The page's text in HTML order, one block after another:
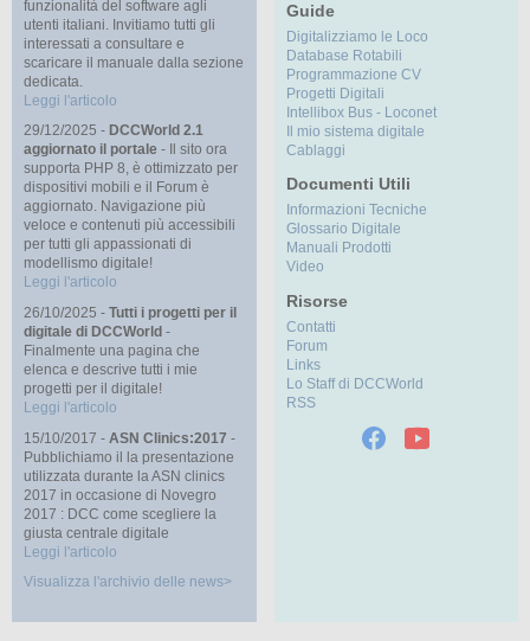
funzionalità del software agli
utenti italiani. Invitiamo tutti gli
interessati a consultare e
scaricare il manuale dalla sezione
dedicata.
Leggi l'articolo
29/12/2025 - DCCWorld 2.1
aggiornato il portale - Il sito ora
supporta PHP 8, è ottimizzato per
dispositivi mobili e il Forum è
aggiornato. Navigazione più
veloce e contenuti più accessibili
per tutti gli appassionati di
modellismo digitale!
Leggi l'articolo
26/10/2025 - Tutti i progetti per il
digitale di DCCWorld -
Finalmente una pagina che
elenca e descrive tutti i mie
progetti per il digitale!
Leggi l'articolo
15/10/2017 - ASN Clinics:2017 -
Pubblichiamo il la presentazione
utilizzata durante la ASN clinics
2017 in occasione di Novegro
2017 : DCC come scegliere la
giusta centrale digitale
Leggi l'articolo
Visualizza l'archivio delle news>
Guide
Digitalizziamo le Loco
Database Rotabili
Programmazione CV
Progetti Digitali
Intellibox Bus - Loconet
Il mio sistema digitale
Cablaggi
Documenti Utili
Informazioni Tecniche
Glossario Digitale
Manuali Prodotti
Video
Risorse
Contatti
Forum
Links
Lo Staff di DCCWorld
RSS